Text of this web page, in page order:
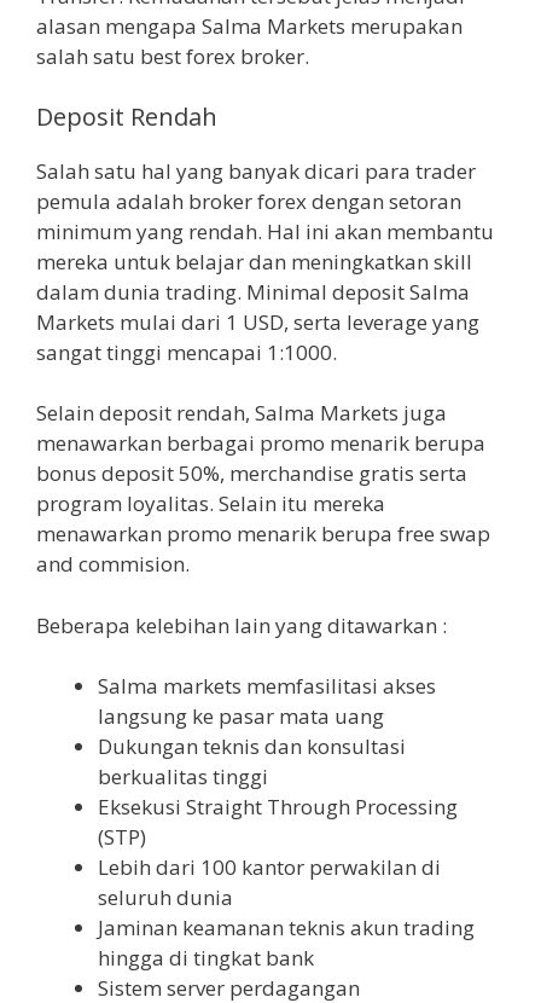
alasan mengapa Salma Markets merupakan
salah satu best forex broker.
Deposit Rendah
Salah satu hal yang banyak dicari para trader
pemula adalah broker forex dengan setoran
minimum yang rendah. Hal ini akan membantu
mereka untuk belajar dan meningkatkan skill
dalam dunia trading. Minimal deposit Salma
Markets mulai dari 1 USD, serta leverage yang
sangat tinggi mencapai 1:1000.
Selain deposit rendah, Salma Markets juga
menawarkan berbagai promo menarik berupa
bonus deposit 50%, merchandise gratis serta
program loyalitas. Selain itu mereka
menawarkan promo menarik berupa free swap
and commision.
Beberapa kelebihan lain yang ditawarkan :
Salma markets memfasilitasi akses
langsung ke pasar mata uang
Dukungan teknis dan konsultasi
berkualitas tinggi
Eksekusi Straight Through Processing
(STP)
Lebih dari 100 kantor perwakilan di
seluruh dunia
Jaminan keamanan teknis akun trading
hingga di tingkat bank
Sistem server perdagangan